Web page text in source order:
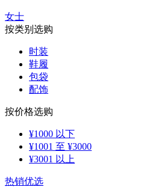
女士
按类别选购
时装
鞋履
包袋
配饰
按价格选购
¥1000 以下
¥1001 至 ¥3000
¥3001 以上
热销优选